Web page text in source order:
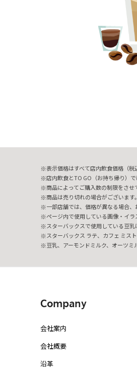
表示価格はすべて店内飲食価格（税
店内飲食とTO GO（お持ち帰り）
商品によってご購入数の制限をさせ
商品は売り切れの場合がございます。
一部店舗では、価格が異なる場合、
ページ内で使用している画像・イラ
スターバックスで使用している豆乳
スターバックス ラテ、カフェ ミス
豆乳、アーモンドミルク、オーツミ
Company
会社案内
会社概要
沿革